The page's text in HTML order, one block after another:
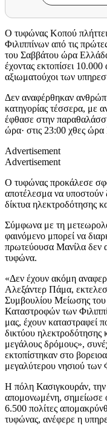
O τυφώνας Κοπού
Φιλιππίνων από τις
του Σαββάτου ώρα
έχοντας εκτοπίσει
αξιωματούχοι των
Δεν αναφέρθηκαν
κατηγορίας τέσσερα, με
έφθασε στην
ώρα· στις 23:00 χθες
Advertisement
Advertisement
Ο τυφώνας προκάλεσε
αποτέλεσμα να υποστούν
δίκτυα ηλεκτροδότησης
Σύμφωνα με τη
φαινόμενο μπορεί να
πρωτεύουσα Μανίλα δεν
τυφώνα.
«Δεν έχουν ακόμη
Αλεξάντερ Πάμα,
Συμβουλίου Μείωσης του
Καταστροφών των
μας, έχουν καταστραφεί
δικτύου ηλεκτροδότησης
μεγάλους δρόμους»,
εκτοπίστηκαν στο
μεγαλύτερου νησιού των
Η πόλη Κασιγκουράν, την
απομονωμένη, σημείωσε
6.500 πολίτες
τυφώνας, ανέφερε η